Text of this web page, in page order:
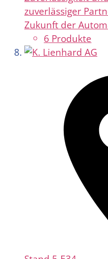
zuverlässiger
Zukunft der
6 Produkte